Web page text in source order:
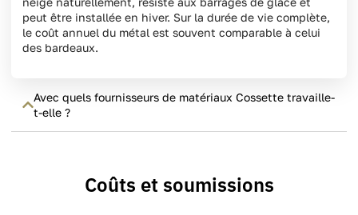
peut être installée en hiver. Sur la durée de vie complète,
le coût annuel du métal est souvent comparable à celui
des bardeaux.
Avec quels fournisseurs de matériaux Cossette travaille-
t-elle ?
Coûts et soumissions